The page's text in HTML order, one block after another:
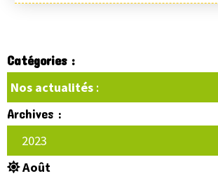
Catégories :
Nos actualités :
Archives :
2023
Août